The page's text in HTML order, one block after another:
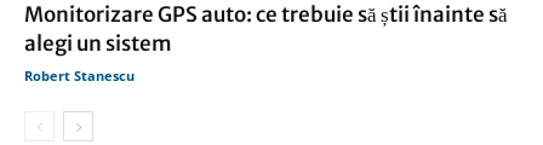
Monitorizare GPS auto: ce trebuie să știi înainte să
alegi un sistem
Robert Stanescu